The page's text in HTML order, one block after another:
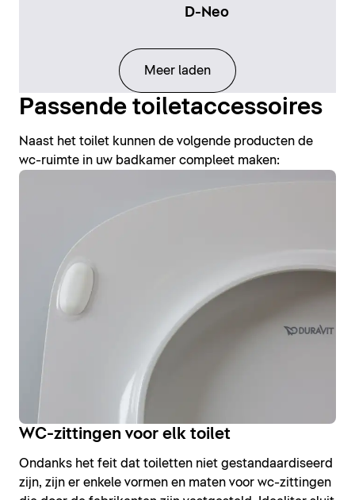
D-Neo
Meer laden
Passende toiletaccessoires
Naast het toilet kunnen de volgende producten de
wc-ruimte in uw badkamer compleet maken:
WC-zittingen voor elk toilet
Ondanks het feit dat toiletten niet gestandaardiseerd
zijn, zijn er enkele vormen en maten voor wc-zittingen